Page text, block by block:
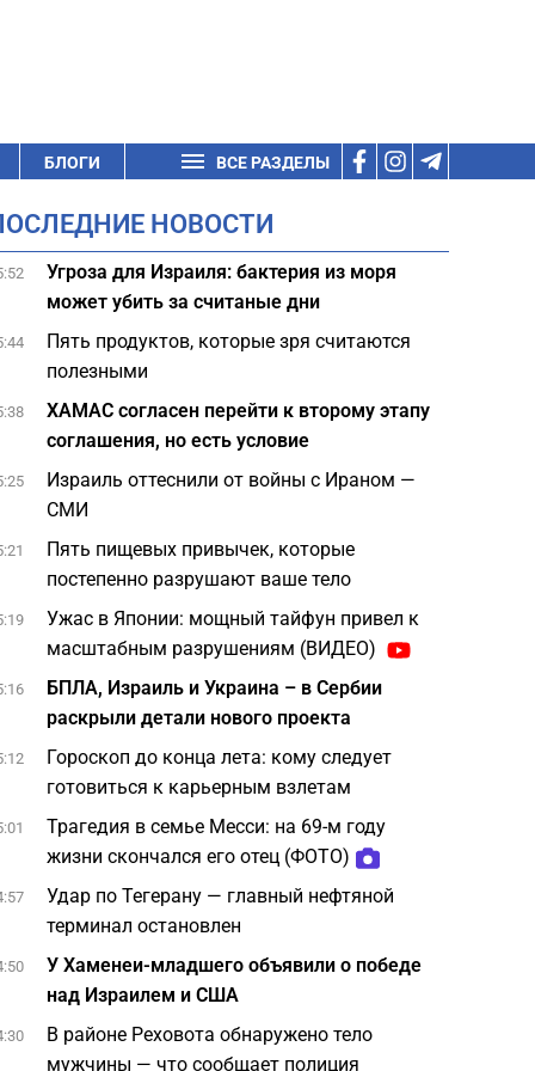
БЛОГИ ВСЕ РАЗДЕЛЫ
НОВОСТИ
Угроза для Израиля: бактерия из моря
может убить за считаные дни
Пять продуктов, которые зря считаются
полезными
ХАМАС согласен перейти к второму этапу
соглашения, но есть условие
Израиль оттеснили от войны с Ираном —
СМИ
Пять пищевых привычек, которые
постепенно разрушают ваше тело
Ужас в Японии: мощный тайфун привел к
масштабным разрушениям (ВИДЕО)
БПЛА, Израиль и Украина – в Сербии
раскрыли детали нового проекта
Гороскоп до конца лета: кому следует
готовиться к карьерным взлетам
Трагедия в семье Месси: на 69-м году
жизни скончался его отец (ФОТО)
Удар по Тегерану — главный нефтяной
терминал остановлен
У Хаменеи-младшего объявили о победе
над Израилем и США
В районе Реховота обнаружено тело
мужчины — что сообщает полиция